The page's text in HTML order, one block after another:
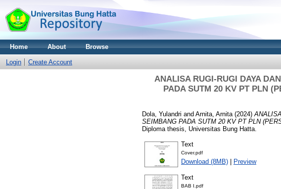
Home About Browse
Login Create Account
ANALISA RUGI-RUGI DAYA
PADA SUTM 20 KV PT PLN
Dola, Yulandri and Arnita, Arnita (2024)
SEIMBANG PADA SUTM 20 KV PT PLN
Diploma thesis, Universitas Bung Hatta.
Text
Cover.pdf
Download (8MB) | Preview
Text
BAB I.pdf